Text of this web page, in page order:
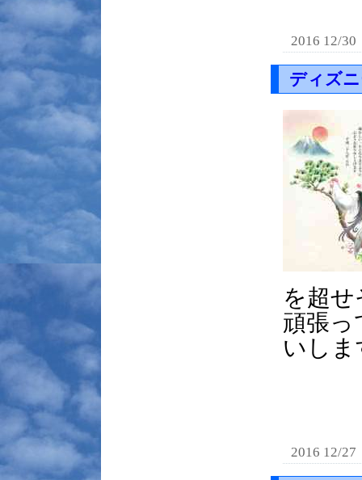
2016 12/30
ディズ
を超
頑張っ
いしま
2016 12/27